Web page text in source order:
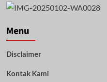
Kota
Protokol
di
Menu
Disclaimer
Kontak Kami